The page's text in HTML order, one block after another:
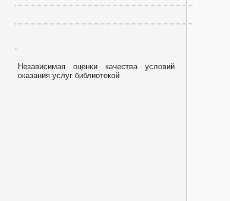
Независимая оценки качества условий
оказания услуг библиотекой